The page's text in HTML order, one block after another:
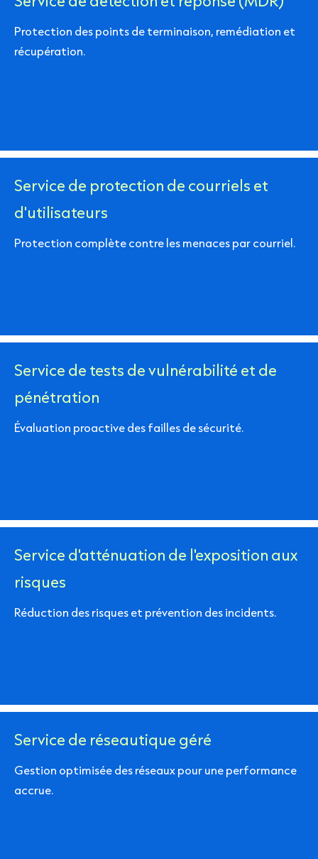
Protection des points de terminaison, remédiation et
récupération.
Service de protection de courriels et
d'utilisateurs
Protection complète contre les menaces par courriel.
Service de tests de vulnérabilité et de
pénétration
Évaluation proactive des failles de sécurité.
Service d'atténuation de l'exposition aux
risques
Réduction des risques et prévention des incidents.
Service de réseautique géré
Gestion optimisée des réseaux pour une performance
accrue.